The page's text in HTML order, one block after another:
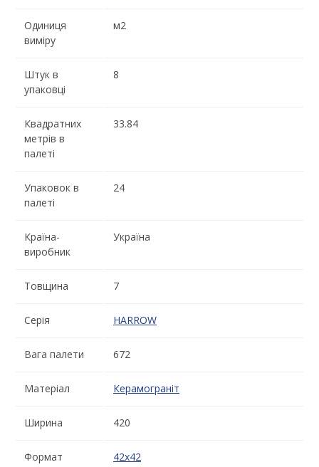
Одиниця
виміру
м2
Штук в
упаковці
8
Квадратних
метрів в
палеті
33.84
Упаковок в
палеті
24
Країна-
виробник
Україна
Товщина 7
Серія HARROW
Вага палети 672
Матеріал Керамограніт
Ширина 420
Формат 42x42